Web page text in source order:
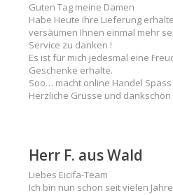
Guten Tag meine Damen
Habe Heute Ihre Lieferung
versäumen Ihnen einmal mehr
Service zu danken !
Es ist für mich jedesmal eine
Geschenke erhalte.
Soo… macht online Handel Spass
Herzliche Grüsse und
Herr F. aus Wald
Liebes Eicifa-Team
Ich bin nun schon seit vielen